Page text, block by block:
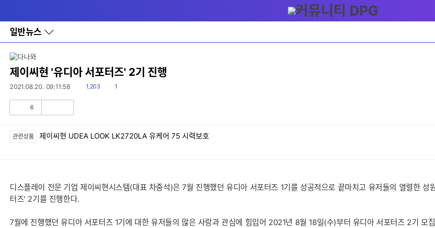
와
홈
일반뉴스
바
로
레
어
토
제이씨현 '유디아 서포터즈' 2기 진행
2021.08.20. 09:11:58
읽
1,203
댓1
6
관련상품
제이씨현 UDEA LOOK LK2720LA 유케어 75 시력보호
디스플레이 전문 기업 제이씨현시스템(대표 차중석)은 7월 진행했던 유디아 서포터즈 1기를 성공적으로 끝마치고 유저들의 열렬한
터즈' 2기를 진행한다.
7월에 진행했던 유디아 서포터즈 1기에 대한 유저들의 많은 사랑과 관심에 힘입어 2021년 8월 18일(수)부터 유디아 서포터즈 2기 모